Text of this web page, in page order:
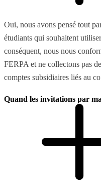
Oui, nous avons pensé tout
étudiants qui souhaitent
conséquent, nous nous
FERPA et ne collectons pas
comptes subsidiaires liés au
Quand les invitations par